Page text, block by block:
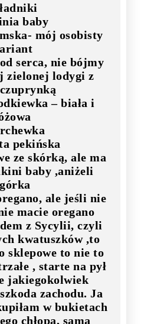
baby
mój osobisty
serca, nie bójmy
zielonej lodygi z
– biała i
pekińska
ze skórką, ale ma
baby ,aniżeli
ale jeśli nie
macie oregano
z Sycylii, czyli
kwatuszków ,to
sklepowe to nie to
, starte na pył
jakiegokolwiek
zachodu. Ja
w bukietach
chłopa, sama